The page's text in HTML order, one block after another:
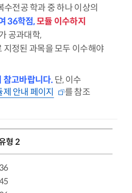
수전공 학과 중 하나 이상의
36학점,모듈 이수하지
공과대학,
정된 과목을 모두 이수해야
참고바랍니다. 단, 이수
안내 페이지
를 참조
형 2